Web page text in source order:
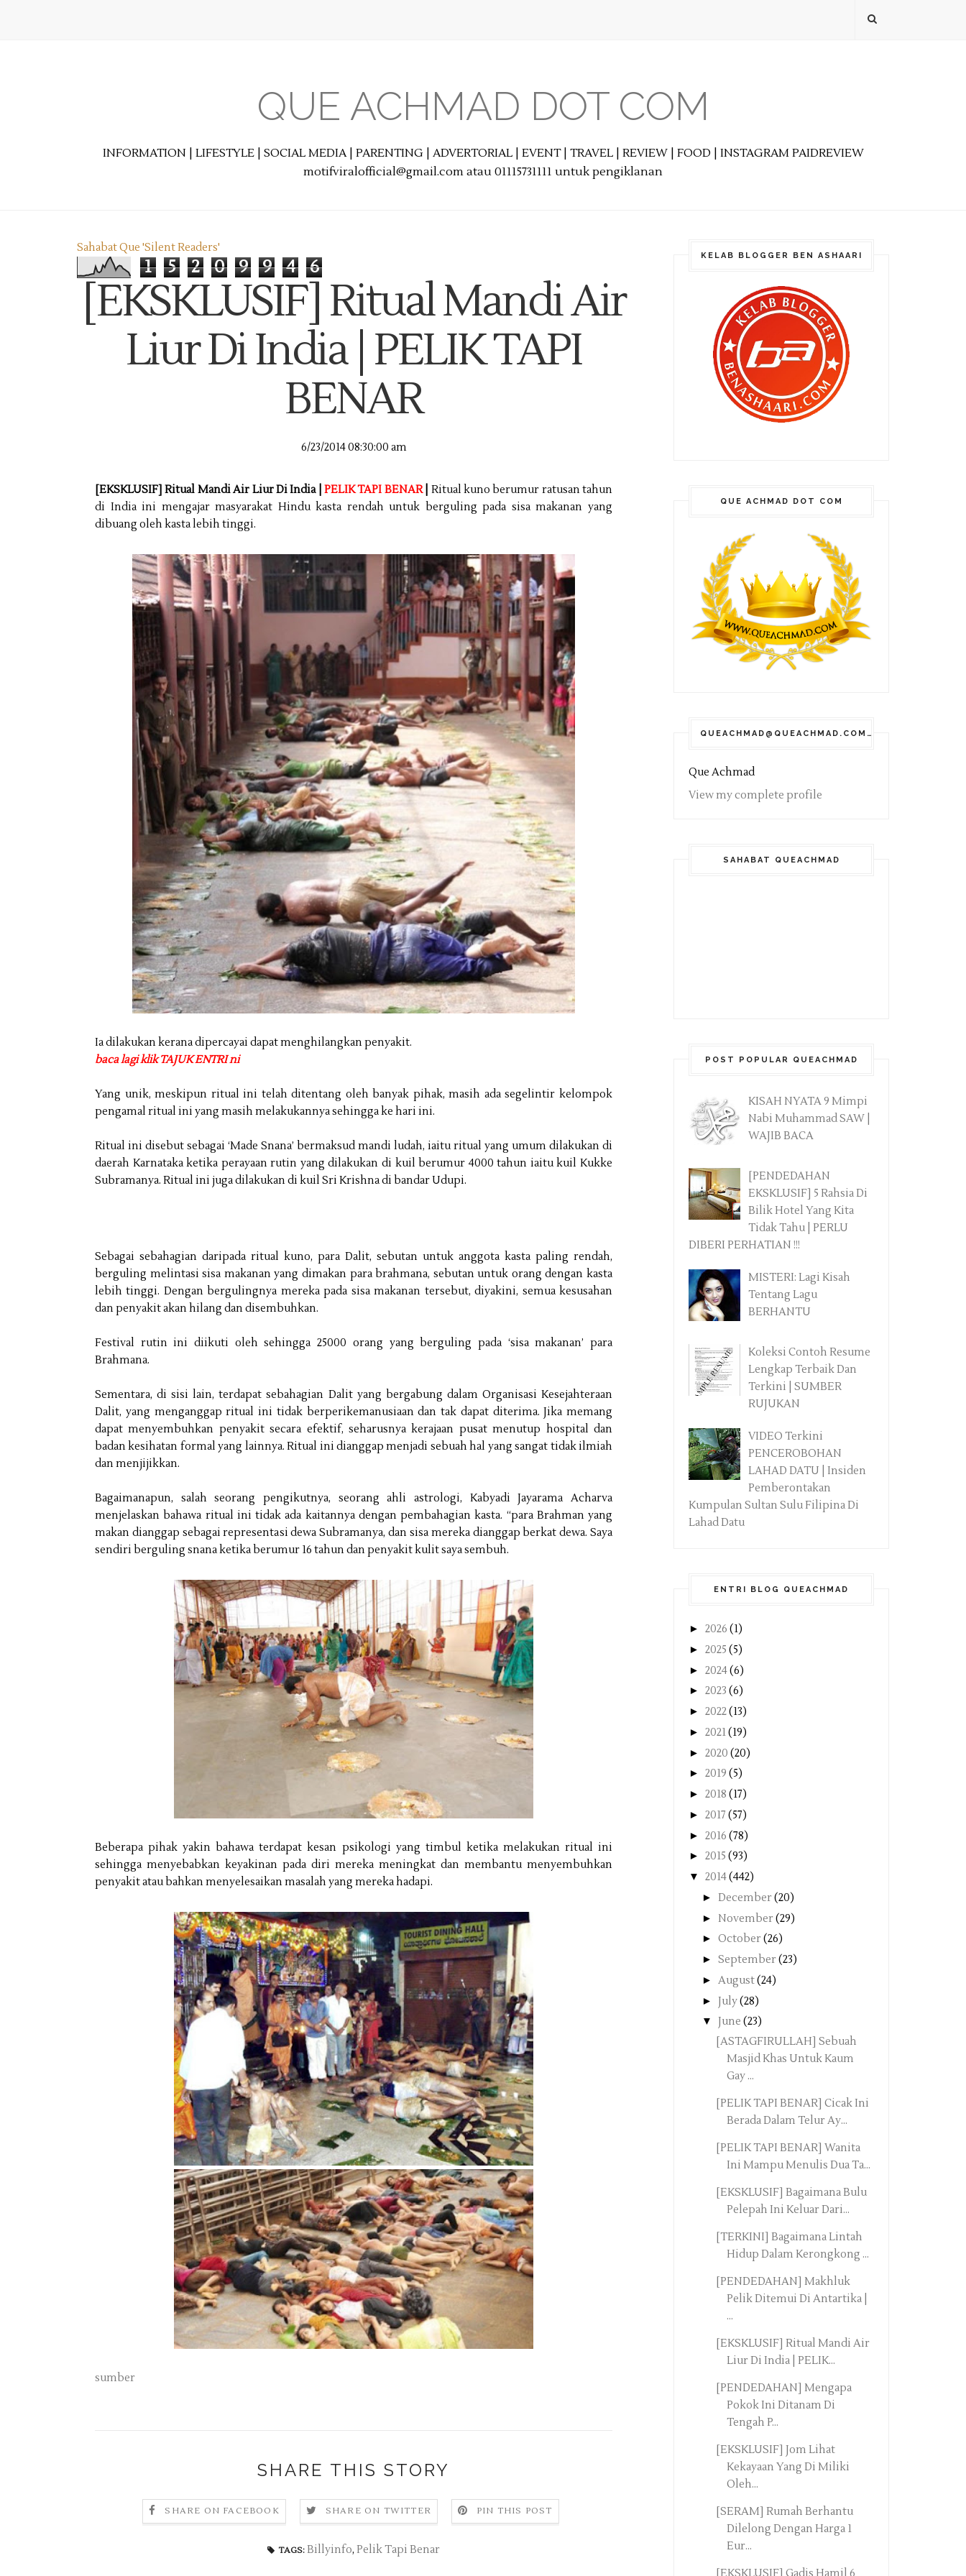
QUE ACHMAD DOT COM
INFORMATION | LIFESTYLE | SOCIAL MEDIA | PARENTING | ADVERTORIAL | EVENT | TRAVEL | REVIEW | FOOD | INSTAGRAM PAIDREVIEW
motifviralofficial@gmail.com atau 01115731111 untuk pengiklanan
Sahabat Que 'Silent Readers'
1 5 2 0 9 9 4 6
[EKSKLUSIF] Ritual Mandi Air
Liur Di India | PELIK TAPI
BENAR
6/23/2014 08:30:00 am
[EKSKLUSIF] Ritual Mandi Air Liur Di India | PELIK TAPI BENAR| Ritual kuno berumur ratusan tahun
di India ini mengajar masyarakat Hindu kasta rendah untuk berguling pada sisa makanan yang
dibuang oleh kasta lebih tinggi.
Ia dilakukan kerana dipercayai dapat menghilangkan penyakit.
baca lagi klik TAJUK ENTRI ni
Yang unik, meskipun ritual ini telah ditentang oleh banyak pihak, masih ada segelintir kelompok
pengamal ritual ini yang masih melakukannya sehingga ke hari ini.
Ritual ini disebut sebagai ‘Made Snana’ bermaksud mandi ludah, iaitu ritual yang umum dilakukan di
daerah Karnataka ketika perayaan rutin yang dilakukan di kuil berumur 4000 tahun iaitu kuil Kukke
Subramanya. Ritual ini juga dilakukan di kuil Sri Krishna di bandar Udupi.
Sebagai sebahagian daripada ritual kuno, para Dalit, sebutan untuk anggota kasta paling rendah,
berguling melintasi sisa makanan yang dimakan para brahmana, sebutan untuk orang dengan kasta
lebih tinggi. Dengan bergulingnya mereka pada sisa makanan tersebut, diyakini, semua kesusahan
dan penyakit akan hilang dan disembuhkan.
Festival rutin ini diikuti oleh sehingga 25000 orang yang berguling pada ‘sisa makanan’ para
Brahmana.
Sementara, di sisi lain, terdapat sebahagian Dalit yang bergabung dalam Organisasi Kesejahteraan
Dalit, yang menganggap ritual ini tidak berperikemanusiaan dan tak dapat diterima. Jika memang
dapat menyembuhkan penyakit secara efektif, seharusnya kerajaan pusat menutup hospital dan
badan kesihatan formal yang lainnya. Ritual ini dianggap menjadi sebuah hal yang sangat tidak ilmiah
dan menjijikkan.
Bagaimanapun, salah seorang pengikutnya, seorang ahli astrologi, Kabyadi Jayarama Acharva
menjelaskan bahawa ritual ini tidak ada kaitannya dengan pembahagian kasta. “para Brahman yang
makan dianggap sebagai representasi dewa Subramanya, dan sisa mereka dianggap berkat dewa. Saya
sendiri berguling snana ketika berumur 16 tahun dan penyakit kulit saya sembuh.
Beberapa pihak yakin bahawa terdapat kesan psikologi yang timbul ketika melakukan ritual ini
sehingga menyebabkan keyakinan pada diri mereka meningkat dan membantu menyembuhkan
penyakit atau bahkan menyelesaikan masalah yang mereka hadapi.
sumber
SHARE THIS STORY
SHARE ON FACEBOOK SHARE ON TWITTER PIN THIS POST
TAGS: Billyinfo, Pelik Tapi Benar
KELAB BLOGGER BEN ASHAARI
QUE ACHMAD DOT COM
QUEACHMAD@QUEACHMAD.COM
Que Achmad
View my complete profile
SAHABAT QUEACHMAD
POST POPULAR QUEACHMAD
KISAH NYATA 9 Mimpi
Nabi Muhammad SAW |
WAJIB BACA
[PENDEDAHAN
EKSKLUSIF] 5 Rahsia Di
Bilik Hotel Yang Kita
Tidak Tahu | PERLU
DIBERI PERHATIAN !!!
MISTERI: Lagi Kisah
Tentang Lagu
BERHANTU
Koleksi Contoh Resume
Lengkap Terbaik Dan
Terkini | SUMBER
RUJUKAN
VIDEO Terkini
PENCEROBOHAN
LAHAD DATU | Insiden
Pemberontakan
Kumpulan Sultan Sulu Filipina Di
Lahad Datu
ENTRI BLOG QUEACHMAD
► 2026 (1)
► 2025 (5)
► 2024(6)
► 2023 (6)
► 2022(13)
► 2021(19)
► 2020 (20)
► 2019 (5)
► 2018 (17)
► 2017 (57)
► 2016 (78)
► 2015 (93)
▼ 2014(442)
► December(20)
► November(29)
► October(26)
► September(23)
► August(24)
► July(28)
▼ June (23)
[ASTAGFIRULLAH] Sebuah
Masjid Khas Untuk Kaum
Gay ...
[PELIK TAPI BENAR] Cicak Ini
Berada Dalam Telur Ay...
[PELIK TAPI BENAR] Wanita
Ini Mampu Menulis Dua Ta...
[EKSKLUSIF] Bagaimana Bulu
Pelepah Ini Keluar Dari...
[TERKINI] Bagaimana Lintah
Hidup Dalam Kerongkong ...
[PENDEDAHAN] Makhluk
Pelik Ditemui Di Antartika |
...
[EKSKLUSIF] Ritual Mandi Air
Liur Di India | PELIK...
[PENDEDAHAN] Mengapa
Pokok Ini Ditanam Di
Tengah P...
[EKSKLUSIF] Jom Lihat
Kekayaan Yang Di Miliki
Oleh...
[SERAM] Rumah Berhantu
Dilelong Dengan Harga 1
Eur...